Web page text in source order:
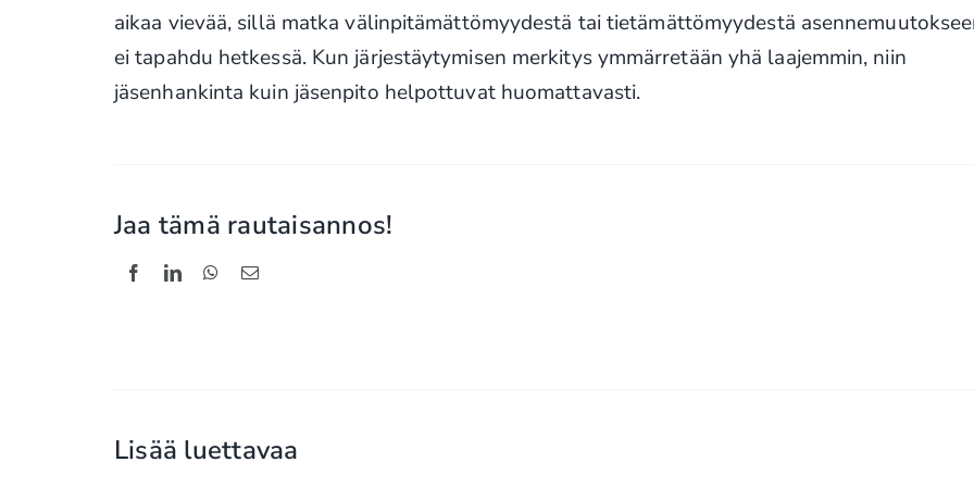
aikaa vievää, sillä matka välinpitämättömyydestä tai tietämättömyydestä
ei tapahdu hetkessä. Kun järjestäytymisen merkitys ymmärretään yhä laajemmin, niin
jäsenhankinta kuin jäsenpito helpottuvat huomattavasti.
Jaa tämä rautaisannos!
Lisää luettavaa